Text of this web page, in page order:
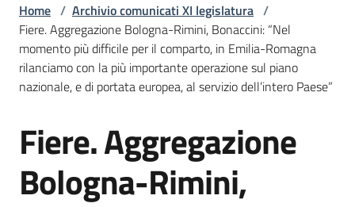
Comunicati
stampa
Cerca
un
Risorse
Home / Archivio comunicati XI legislatura /
Fiere. Aggregazione Bologna-Rimini, Bonaccini: “Nel
momento più difficile per il comparto, in Emilia-Romagna
rilanciamo con la più importante operazione sul piano
nazionale, e di portata europea, al servizio dell’intero Paese”
Salta al contenuto
Fiere. Aggregazione
Bologna-Rimini,